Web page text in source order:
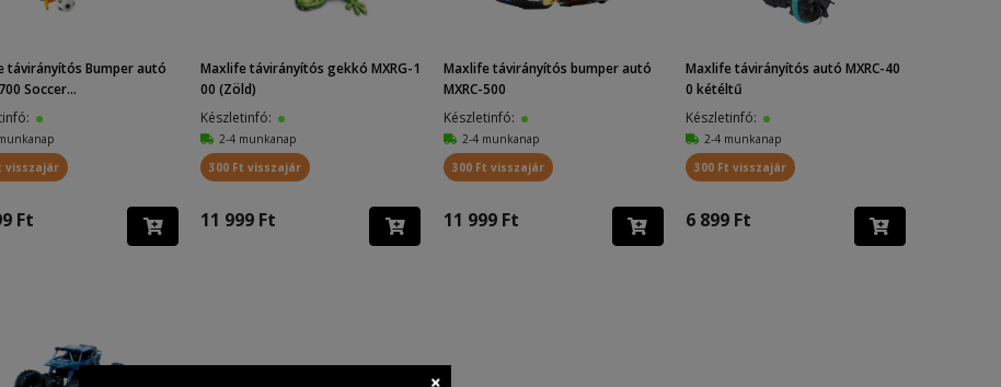
távirányítós Bumper autó
Soccer...
visszajár
Ft
Maxlife távirányítós gekkó MXRG-1
00 (Zöld)
Készletinfó:
2-4 munkanap
300 Ft visszajár
11 999 Ft
Maxlife távirányítós bumper autó
MXRC-500
Készletinfó:
2-4 munkanap
300 Ft visszajár
11 999 Ft
Maxlife távirányítós autó MXRC-40
0 kétéltű
Készletinfó:
2-4 munkanap
300 Ft visszajár
6 899 Ft